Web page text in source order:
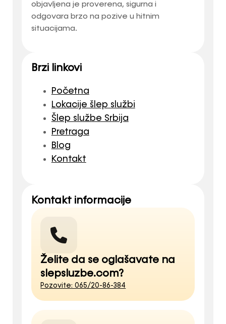
objavljena je proverena, sigurna i
odgovara brzo na pozive u hitnim
situacijama.
Brzi linkovi
Početna
Lokacije šlep službi
Šlep službe Srbija
Pretraga
Blog
Kontakt
Kontakt informacije
Želite da se oglašavate na
slepsluzbe.com?
Pozovite: 065/20-86-384